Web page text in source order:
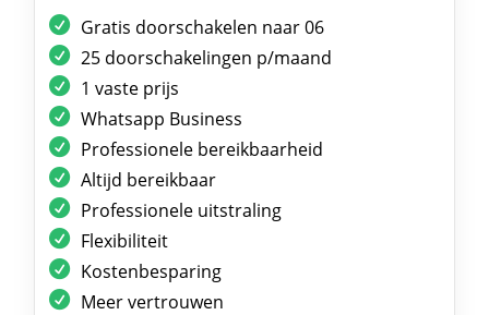
Gratis doorschakelen naar 06
25 doorschakelingen p/maand
1 vaste prijs
Whatsapp Business
Professionele bereikbaarheid
Altijd bereikbaar
Professionele uitstraling
Flexibiliteit
Kostenbesparing
Meer vertrouwen